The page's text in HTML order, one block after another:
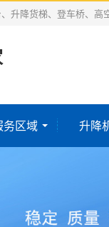
降货梯、登车桥、高
务区域 升降